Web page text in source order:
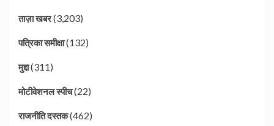
ताज़ा खबर(3,203)
पत्रिका समीक्षा(132)
मुद्दा(311)
मोटीवेशनल स्पीच(22)
राजनीति दस्तक(462)